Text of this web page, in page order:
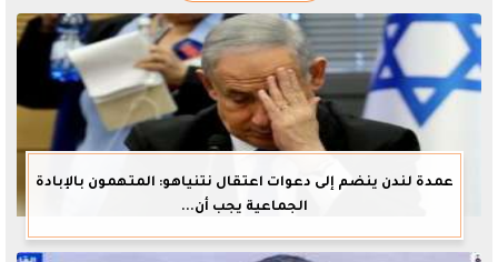
عمدة لندن ينضم إلى دعوات اعتقال نتنياهو: المتهمون بالإبادة
الجماعية يجب أن...